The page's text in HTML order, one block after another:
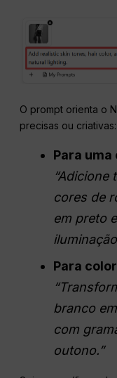
O prompt orienta o
precisas ou criativas:
Para
“Adicione
cores de
em preto
Para
branco
com
outono.”